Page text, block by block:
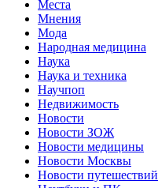
Места
Мнения
Мода
Народная медицина
Наука
Наука и техника
Научпоп
Недвижимость
Новости
Новости ЗОЖ
Новости медицины
Новости Москвы
Новости путешествий